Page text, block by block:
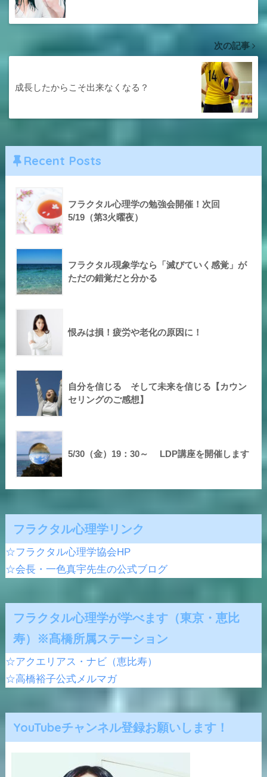
次の記事
成長したからこそ出来なくなる？
Recent Posts
フラクタル心理学の勉強会開催！次回
5/19（第3火曜夜）
フラクタル現象学なら「滅びていく感覚」が
ただの錯覚だと分かる
恨みは損！疲労や老化の原因に！
自分を信じる そして未来を信じる【カウン
セリングのご感想】
5/30（金）19：30～ LDP講座を開催します
フラクタル心理学リンク
☆フラクタル心理学協会HP
☆会長・一色真宇先生の公式ブログ
フラクタル心理学が学べます（東京・恵比
寿）※髙橋所属ステーション
☆アクエリアス・ナビ（恵比寿）
☆高橋裕子公式メルマガ
YouTubeチャンネル登録お願いします！